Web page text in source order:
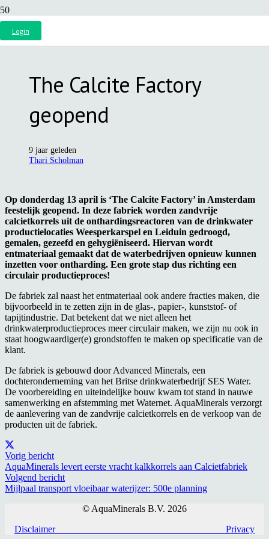
Login
The Calcite Factory
geopend
9 jaar geleden
Thari Scholman
Op donderdag 13 april is ‘The Calcite Factory’ in Amsterdam
feestelijk geopend. In deze fabriek worden zandvrije
calcietkorrels uit de onthardingsreactoren van de drinkwater
productielocaties Weesperkarspel en Leiduin gedroogd,
gemalen, gezeefd en gehygiëniseerd. Hiervan wordt
entmateriaal gemaakt dat de waterbedrijven opnieuw kunnen
inzetten voor ontharding. Een grote stap dus richting een
circulair productieproces!
De fabriek zal naast het entmateriaal ook andere fracties maken, die
bijvoorbeeld in te zetten zijn in de glas-, papier-, kunststof- of
tapijtindustrie. Dat betekent dat we niet alleen het
drinkwaterproductieproces meer circulair maken, we zijn nu ook in
staat hoogwaardiger(e) grondstoffen te maken op specificatie van de
klant.
De fabriek is gebouwd door Advanced Minerals, een
dochteronderneming van het Britse drinkwaterbedrijf SES Water.
De voorbereiding en uiteindelijke bouw kwam tot stand in nauwe
samenwerking en afstemming met Waternet. AquaMinerals verzorgt
de aanlevering van de zandvrije calcietkorrels en de verkoop van de
producten uit de fabriek.
Vorig bericht
AquaMinerals levert eerste vracht kalkkorrels aan Calcietfabriek
Volgend bericht
Mijlpaal transport vloeibaar waterijzer: 500e planning
© AquaMinerals B.V. 2026
Disclaimer Privacy